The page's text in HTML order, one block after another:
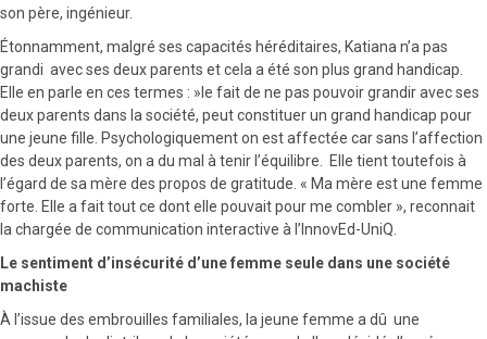
son père, ingénieur.
Étonnamment, malgré ses capacités héréditaires, Katiana n’a pas
grandi avec ses deux parents et cela a été son plus grand handicap.
Elle en parle en ces termes : »le fait de ne pas pouvoir grandir avec ses
deux parents dans la société, peut constituer un grand handicap pour
une jeune fille. Psychologiquement on est affectée car sans l’affection
des deux parents, on a du mal à tenir l’équilibre. Elle tient toutefois à
l’égard de sa mère des propos de gratitude. « Ma mère est une femme
forte. Elle a fait tout ce dont elle pouvait pour me combler », reconnait
la chargée de communication interactive à l’InnovEd-UniQ.
Le sentiment d’insécurité d’une femme seule dans une société
machiste
À l’issue des embrouilles familiales, la jeune femme a dû une